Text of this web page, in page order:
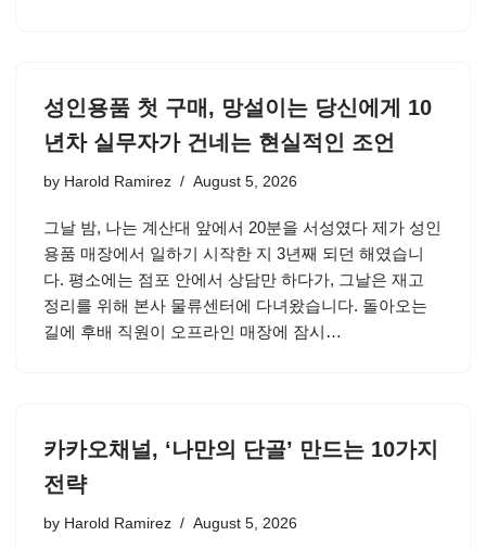
성인용품 첫 구매, 망설이는 당신에게 10
년차 실무자가 건네는 현실적인 조언
by Harold Ramirez August 5, 2026
그날 밤, 나는 계산대 앞에서 20분을 서성였다 제가 성인
용품 매장에서 일하기 시작한 지 3년째 되던 해였습니
다. 평소에는 점포 안에서 상담만 하다가, 그날은 재고
정리를 위해 본사 물류센터에 다녀왔습니다. 돌아오는
길에 후배 직원이 오프라인 매장에 잠시…
카카오채널, ‘나만의 단골’ 만드는 10가지
전략
by Harold Ramirez August 5, 2026